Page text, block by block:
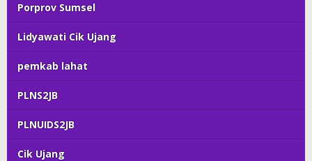
Porprov Sumsel
Lidyawati Cik Ujang
pemkab lahat
PLNS2JB
PLNUIDS2JB
Cik Ujang